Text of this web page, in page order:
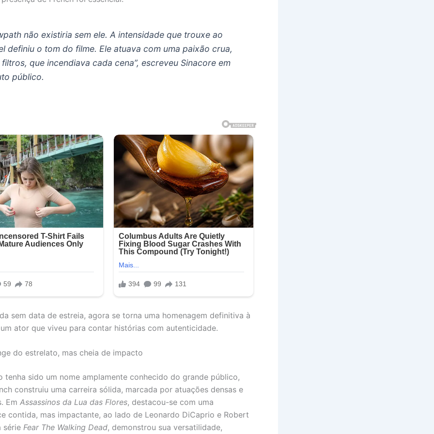
não existiria sem ele. A intensidade que trouxe ao
definiu o tom do filme. Ele atuava com uma paixão crua,
filtros, que incendiava cada cena”, escreveu Sinacore em
público.
sem data de estreia, agora se torna uma homenagem definitiva à
ator que viveu para contar histórias com autenticidade.
do estrelato, mas cheia de impacto
tenha sido um nome amplamente conhecido do grande público,
construiu uma carreira sólida, marcada por atuações densas e
Em Assassinos da Lua das Flores, destacou-se com uma
contida, mas impactante, ao lado de Leonardo DiCaprio e Robert
série Fear The Walking Dead, demonstrou sua versatilidade,